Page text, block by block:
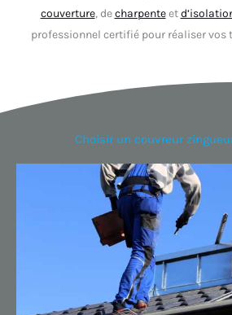
couverture, decharpenteet
professionnel certifié pour réaliser vos
Choisir un couvreur